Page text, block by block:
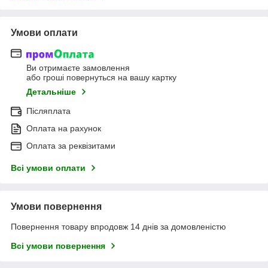
Умови оплати
Ви отримаєте замовлення
або гроші повернуться на вашу картку
Детальніше
Післяплата
Оплата на рахунок
Оплата за реквізитами
Всі умови оплати
Умови повернення
Повернення товару впродовж 14 днів за домовленістю
Всі умови повернення